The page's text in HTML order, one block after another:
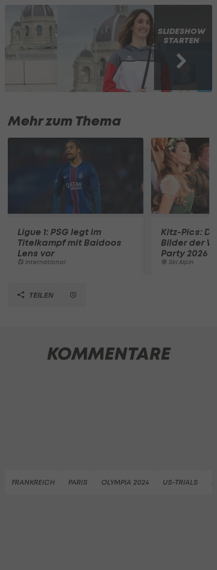
SLIDESHOW
STARTEN
Mehr zum Thema
Ligue 1: PSG legt im
Titelkampf mit Baidoos
Lens vor
International
Kitz-Pics:
Bilder der
Party 2026
Ski Alpin
TEILEN
KOMMENTARE
FRANKREICH PARIS OLYMPIA 2024 US-TRIALS